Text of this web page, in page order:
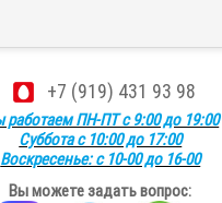
+7 (919) 431 93 98
ПН-ПТ с 9:00 до 19:00
Суббота с 10:00 до 17:00
Воскресенье: с 10-00 до 16-00
Вы можете задать вопрос: